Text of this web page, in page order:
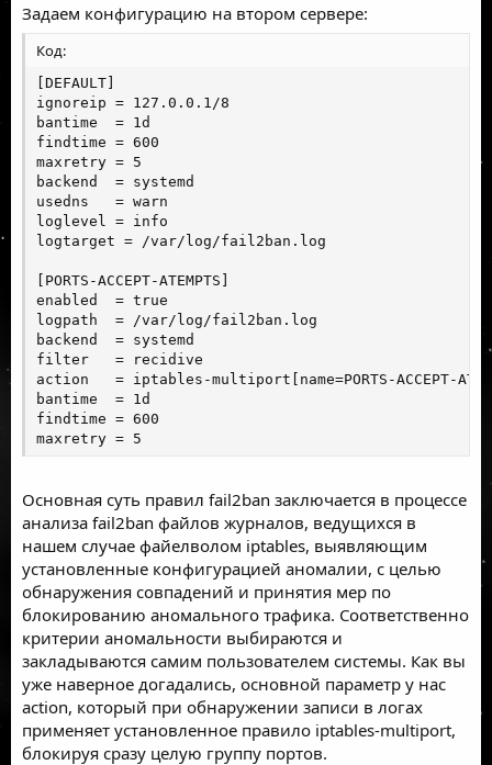
Задаем конфигурацию на втором сервере:
Код:
[DEFAULT]
ignoreip = 127.0.0.1/8
bantime  = 1d
findtime = 600
maxretry = 5
backend  = systemd
usedns   = warn
loglevel = info
logtarget = /var/log/fail2ban.log
[PORTS-ACCEPT-ATEMPTS]
enabled  = true
logpath  = /var/log/fail2ban.log
backend  = systemd
filter   = recidive
action   = iptables-multiport[name=PORTS-ACCEPT-
bantime  = 1d
findtime = 600
maxretry = 5
Основная суть правил fail2ban заключается в процессе
анализа fail2ban файлов журналов, ведущихся в
нашем случае файелволом iptables, выявляющим
установленные конфигурацией аномалии, с целью
обнаружения совпадений и принятия мер по
блокированию аномального трафика. Соответственно
критерии аномальности выбираются и
закладываются самим пользователем системы. Как вы
уже наверное догадались, основной параметр у нас
action, который при обнаружении записи в логах
применяет установленное правило iptables-multiport,
блокируя сразу целую группу портов.